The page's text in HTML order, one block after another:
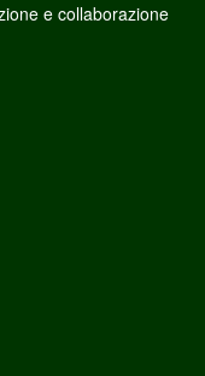
e collaborazione